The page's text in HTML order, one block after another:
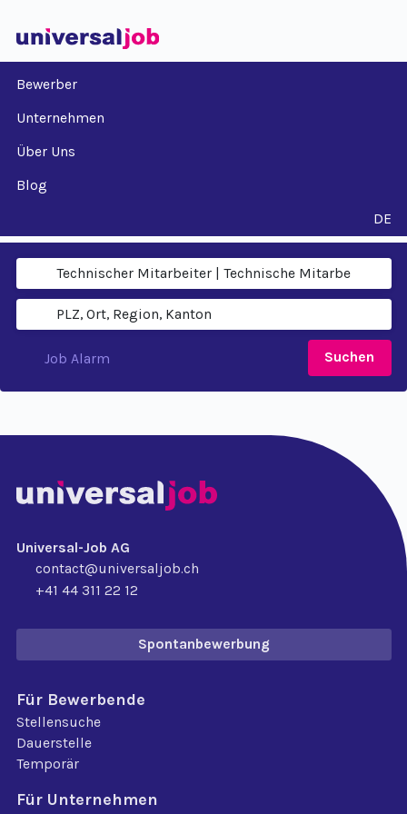
Bewerber
Unternehmen
Über Uns
Blog
DE
Suchen
Job Alarm
Universal-Job AG
contact@universaljob.ch
+41 44 311 22 12
Spontanbewerbung
Für Bewerbende
Stellensuche
Dauerstelle
Temporär
Für Unternehmen